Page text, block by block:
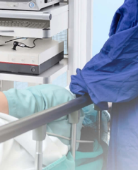
ngay nếu có thể
trở lại để
kết hợp với
nghiệm về khả
ngày trước khi